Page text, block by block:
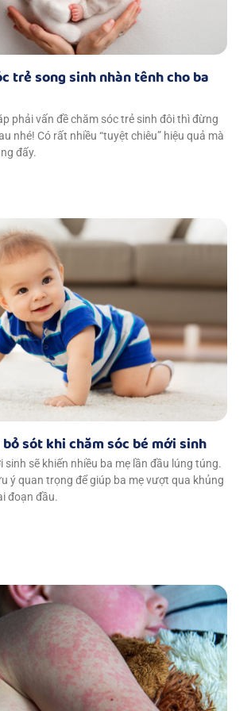
trẻ song sinh nhàn tênh cho ba
phải vấn đề chăm sóc trẻ sinh đôi thì đừng
nhé! Có rất nhiều “tuyệt chiêu” hiệu quả mà
đấy.
sót khi chăm sóc bé mới sinh
sinh sẽ khiến nhiều ba mẹ lần đầu lúng túng.
ý quan trọng để giúp ba mẹ vượt qua khủng
đoạn đầu.